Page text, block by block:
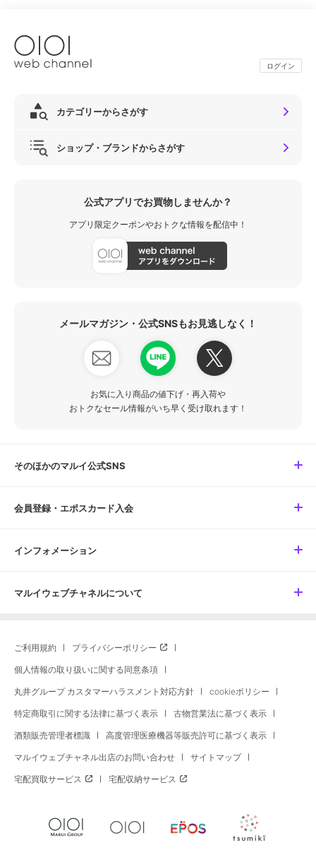
ログイン
カテゴリーからさがす
ショップ・ブランドからさがす
公式アプリでお買物しませんか？
アプリ限定クーポンやおトクな情報を配信中！
メールマガジン・公式SNSもお見逃しなく！
お気に入り商品の値下げ・再入荷や
おトクなセール情報がいち早く受け取れます！
そのほかのマルイ公式SNS
会員登録・エポスカード入会
インフォメーション
マルイウェブチャネルについて
ご利用規約 プライバシーポリシー
個人情報の取り扱いに関する同意条項
丸井グループ カスタマーハラスメント対応方針 cookieポリシー
特定商取引に関する法律に基づく表示 古物営業法に基づく表示
酒類販売管理者標識 高度管理医療機器等販売許可に基づく表示
マルイウェブチャネル出店のお問い合わせ サイトマップ
宅配買取サービス 宅配収納サービス